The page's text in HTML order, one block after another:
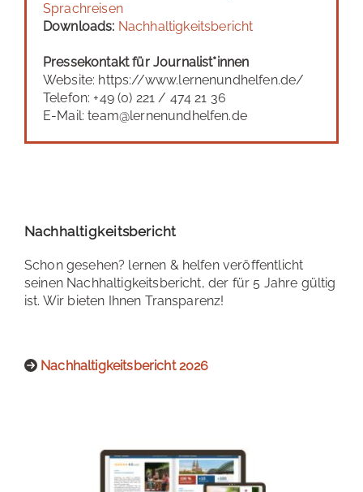
Sprachreisen
Downloads: Nachhaltigkeitsbericht
Pressekontakt für Journalist*innen
Website: https://www.lernenundhelfen.de/
Telefon: +49 (0) 221 / 474 21 36
E-Mail: team@lernenundhelfen.de
Nachhaltigkeitsbericht
Schon gesehen? lernen & helfen veröffentlicht
seinen Nachhaltigkeitsbericht, der für 5 Jahre gültig
ist. Wir bieten Ihnen Transparenz!
Nachhaltigkeitsbericht 2026